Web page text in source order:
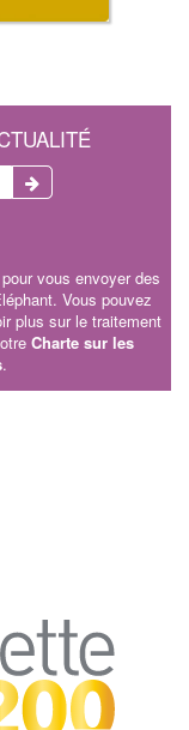
vous envoyer des
Vous pouvez
plus sur le traitement
Charte sur les
.